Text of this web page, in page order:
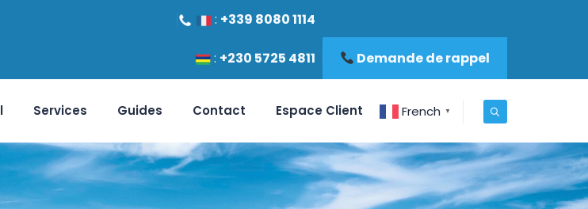
: +339 8080 1114
: +230 5725 4811 Demande de rappel
Services Guides Contact Espace Client French ▼